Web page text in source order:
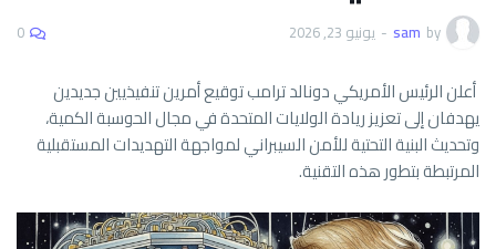
by
sam
- يونيو 23, 2026 0
أعلن الرئيس الأمريكي دونالد ترامب توقيع أمرين تنفيذيين جديدين
يهدفان إلى تعزيز ريادة الولايات المتحدة في مجال الحوسبة الكمية،
وتحديث البنية التحتية للأمن السيبراني لمواجهة التهديدات المستقبلية
المرتبطة بتطور هذه التقنية.